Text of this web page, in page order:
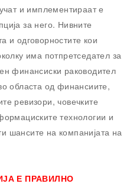
и имплементираат е
за него. Нивните
и одговорностите кои
има потпретседател за
финансиски раководител
областа од финансиите,
ревизори, човечките
технологии и
шансите на компанијата на
Е ПРАВИЛНО